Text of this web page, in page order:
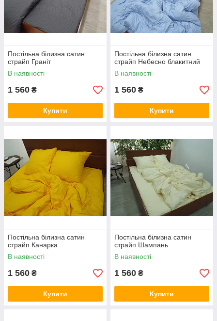
Постільна білизна сатин
страйп Граніт
В наявності
1 560 ₴
Купити
Постільна білизна сатин
страйп Небесно блакитний
В наявності
1 560 ₴
Купити
Постільна білизна сатин
страйп Канарка
В наявності
1 560 ₴
Купити
Постільна білизна сатин
страйп Шампань
В наявності
1 560 ₴
Купити